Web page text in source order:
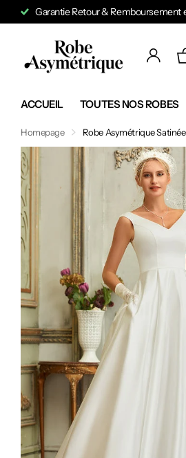
Garantie Retour & Remboursement
ACCUEIL TOUTES NOS ROBES
Homepage Robe Asymétrique